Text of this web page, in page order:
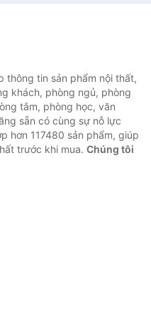
thông tin sản phẩm nội thất,
khách, phòng ngủ, phòng
tắm, phòng học, văn
sẵn có cùng sự nỗ lực
hơn 117480 sản phẩm, giúp
trước khi mua. Chúng tôi